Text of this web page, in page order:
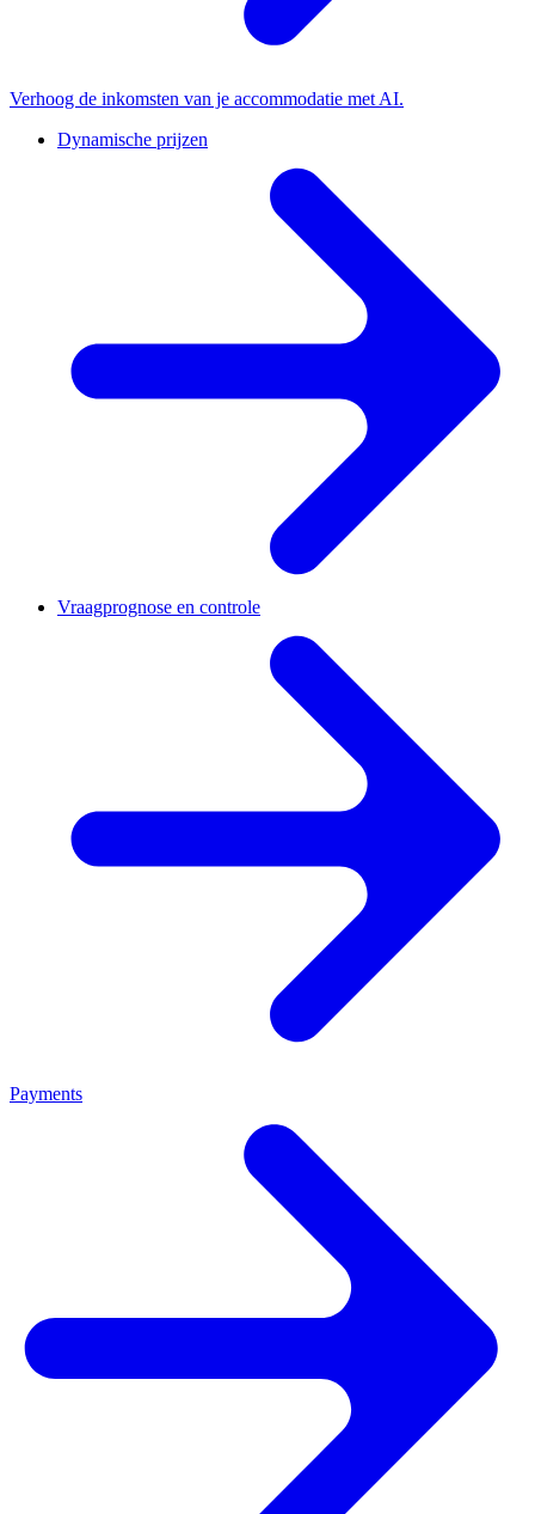
Verhoog de inkomsten van je accommodatie met AI.
Dynamische prijzen
Vraagprognose en controle
Payments